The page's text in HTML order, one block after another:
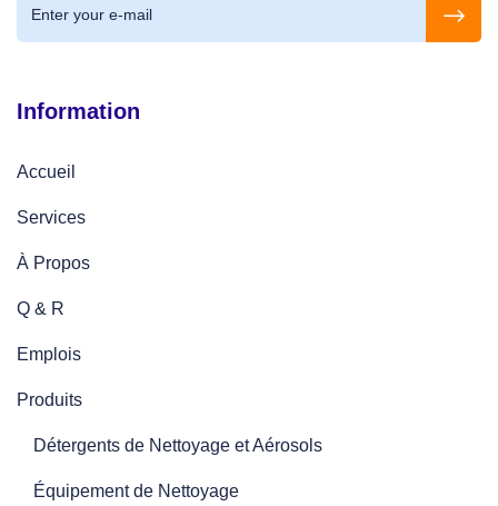
Information
Accueil
Services
À Propos
Q & R
Emplois
Produits
Détergents de Nettoyage et Aérosols
Équipement de Nettoyage